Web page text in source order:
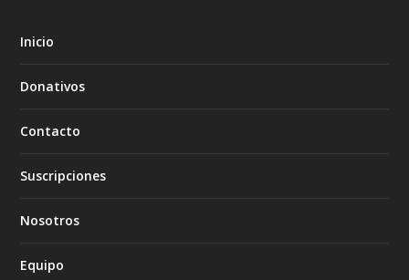
Inicio
Donativos
Contacto
Suscripciones
Nosotros
Equipo